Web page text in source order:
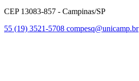
CEP 13083-857 - Campinas/SP
55 (19) 3521-5708 compesq@unicamp.br